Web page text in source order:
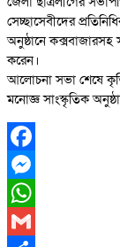
সেচ্ছাসেবীদের
অনুষ্ঠানে কক্সবাজারসহ
করেন।
আলোচনা সভা শেষে
মনোজ্ঞ সাংস্কৃতিক
Facebook
Messenger
WhatsApp